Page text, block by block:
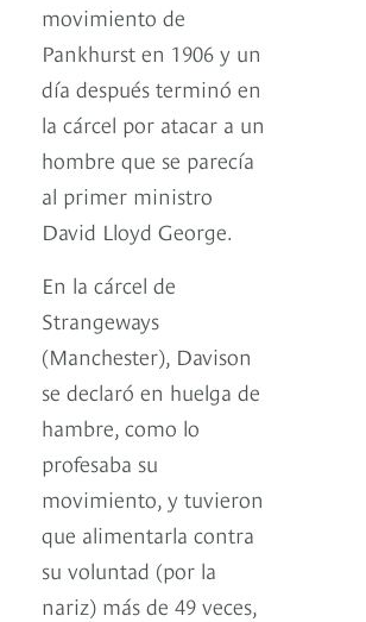
movimiento de
Pankhurst en 1906 y un
día después terminó en
la cárcel por atacar a un
hombre que se parecía
al primer ministro
David Lloyd George.
En la cárcel de
Strangeways
(Manchester), Davison
se declaró en huelga de
hambre, como lo
profesaba su
movimiento, y tuvieron
que alimentarla contra
su voluntad (por la
nariz) más de 49 veces,